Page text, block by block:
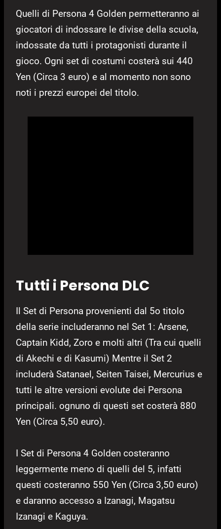
Quelli di Persona 4 Golden permetteranno ai
giocatori di indossare le divise della scuola,
indossate da tutti i protagonisti durante il
gioco. Ogni set di costumi costerà sui 440
Yen (Circa 3 euro) e al momento non sono
noti i prezzi europei del titolo.
Tutti i Persona DLC
Il Set di Persona provenienti dal 5o titolo
della serie includeranno nel Set 1: Arsene,
Captain Kidd, Zoro e molti altri (Tra cui quelli
di Akechi e di Kasumi) Mentre il Set 2
includerà Satanael, Seiten Taisei, Mercurius e
tutti le altre versioni evolute dei Persona
principali. ognuno di questi set costerà 880
Yen (Circa 5,50 euro).
I Set di Persona 4 Golden costeranno
leggermente meno di quelli del 5, infatti
questi costeranno 550 Yen (Circa 3,50 euro)
e daranno accesso a Izanagi, Magatsu
Izanagi e Kaguya.